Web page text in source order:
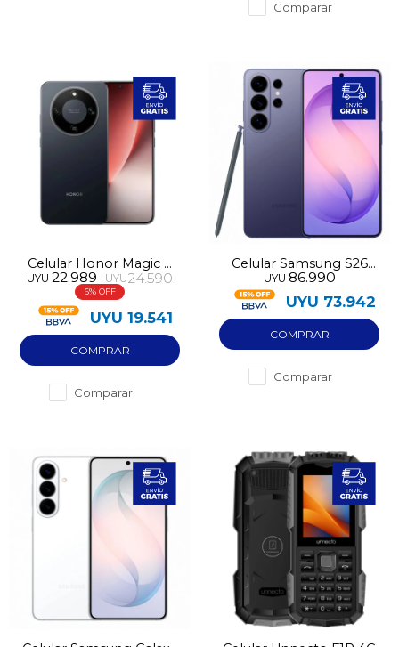
Comparar
Celular Honor Magic 8
Lite 5G 256GB 8GB RAM
UYU 22.989 UYU24.590
6
UYU 19.541
Comparar
Celular Samsung S26
Ultra 5G 512GB 12GB
RAM
UYU 86.990
UYU 73.942
Comparar